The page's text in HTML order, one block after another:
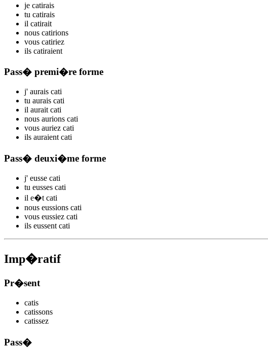
je catirais
tu catirais
il catirait
nous catirions
vous catiriez
ils catiraient
Pass� premi�re forme
j' aurais cati
tu aurais cati
il aurait cati
nous aurions cati
vous auriez cati
ils auraient cati
Pass� deuxi�me forme
j' eusse cati
tu eusses cati
il e�t cati
nous eussions cati
vous eussiez cati
ils eussent cati
Imp�ratif
Pr�sent
catis
catissons
catissez
Pass�